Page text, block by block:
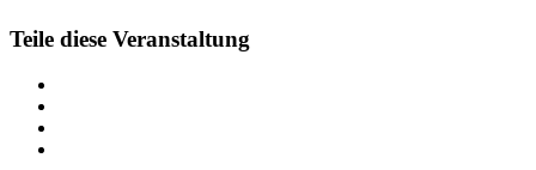
Teile diese Veranstaltung